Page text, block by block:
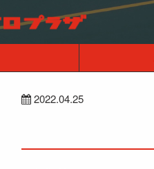
2022.04.25